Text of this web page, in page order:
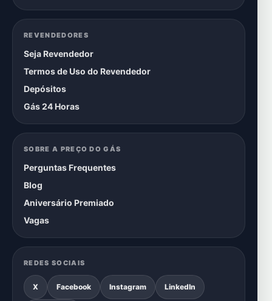
REVENDEDORES
Seja Revendedor
Termos de Uso do Revendedor
Depósitos
Gás 24 Horas
SOBRE A PREÇO DO GÁS
Perguntas Frequentes
Blog
Aniversário Premiado
Vagas
REDES SOCIAIS
X Facebook Instagram LinkedIn